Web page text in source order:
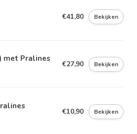
€41,80 Bekijken
met Pralines
€27,90 Bekijken
€10,90 Bekijken